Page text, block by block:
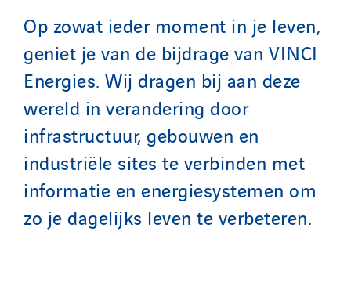
Op zowat ieder moment in je leven,
geniet je van de bijdrage van VINCI
Energies. Wij dragen bij aan deze
wereld in verandering door
infrastructuur, gebouwen en
industriële sites te verbinden met
informatie en energiesystemen om
zo je dagelijks leven te verbeteren.